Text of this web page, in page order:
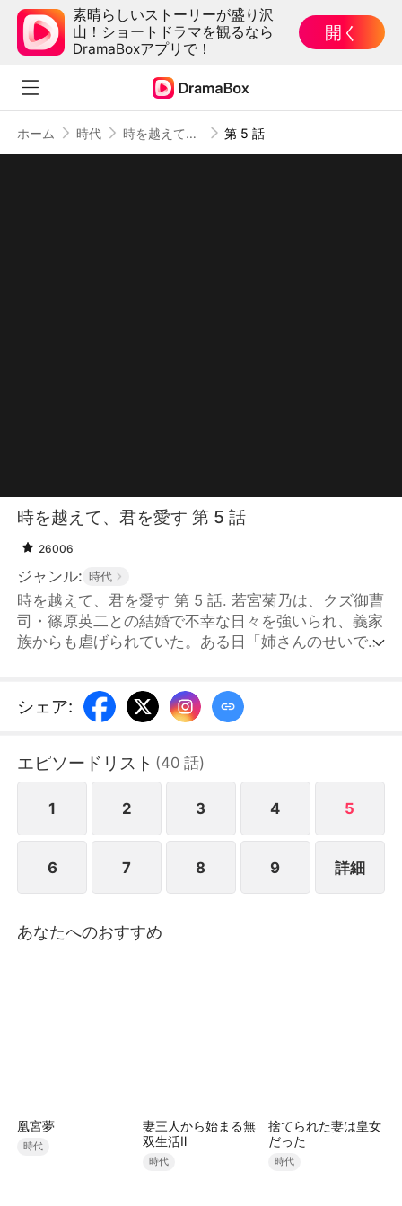
素晴らしいストーリーが盛り沢
山！ショートドラマを観るなら
DramaBoxアプリで！
開く
ホーム 時代 時を越えて、君を愛す 第 5 話
時を越えて、君を愛す 第 5 話
26006
ジャンル: 時代
時を越えて、君を愛す 第 5 話. 若宮菊乃は、クズ御曹
司・篠原英二との結婚で不幸な日々を強いられ、義家
族からも虐げられていた。ある日「姉さんのせいで私
た。彼女は過去をやり直せることに気づく。 再び花
婿選びの場に立った姉妹。菊乃が前世で結婚した英二
勝ち取る。そして、菊乃が選んだのは、偶然居合わせ
た“下僕姿”の青年だった。「この人と結婚します」
――嘲る家族を前に、身なりではなく人柄を信じて選
介だった。 「自分の幸せを掴み、運命を変える」、
優しくて気強い、美しき大正浪漫風物語である。"
シェア:
エピソードリスト (40 話)
1 2 3 4 5
6 7 8 9 詳細
あなたへのおすすめ
凰宮夢
時代
妻三人から始まる無
双生活Ⅱ
時代
捨てられた妻は皇女
だった
時代